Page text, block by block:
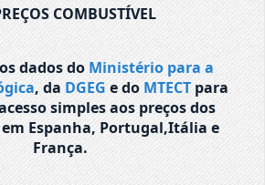
COMBUSTÍVEL
dados do Ministério para a
, da DGEG e do MTECTpara
simples aos preços dos
Espanha, Portugal,Itália e
França.